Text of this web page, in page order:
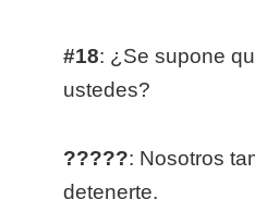
#18: ¿Se supone
ustedes?
?????: Nosotros
detenerte.